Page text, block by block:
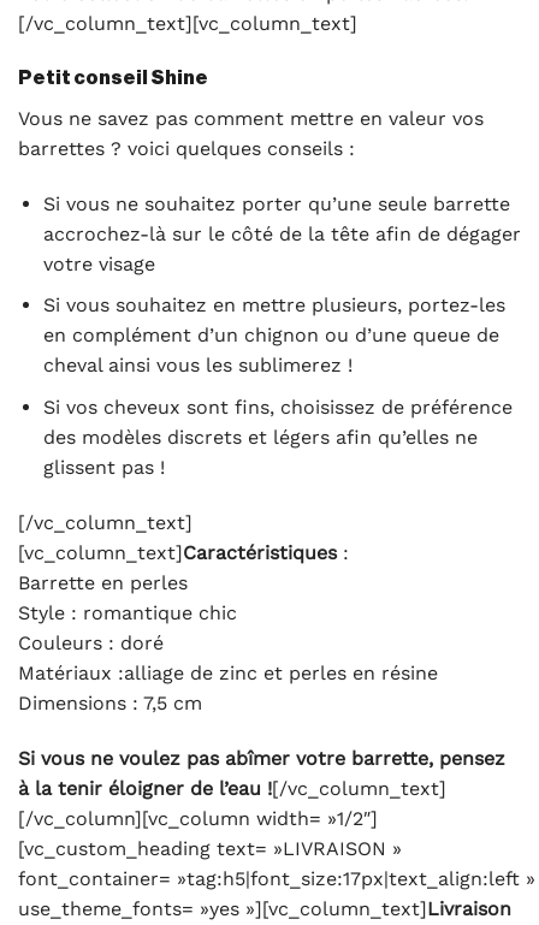
[/vc_column_text][vc_column_text]
Petit conseil Shine
Vous ne savez pas comment mettre en valeur vos
barrettes ? voici quelques conseils :
Si vous ne souhaitez porter qu’une seule barrette
accrochez-là sur le côté de la tête afin de dégager
votre visage
Si vous souhaitez en mettre plusieurs, portez-les
en complément d’un chignon ou d’une queue de
cheval ainsi vous les sublimerez !
Si vos cheveux sont fins, choisissez de préférence
des modèles discrets et légers afin qu’elles ne
glissent pas !
[/vc_column_text]
[vc_column_text]Caractéristiques :
Barrette en perles
Style : romantique chic
Couleurs : doré
Matériaux :alliage de zinc et perles en résine
Dimensions : 7,5 cm
Si vous ne voulez pas abîmer votre barrette, pensez
à la tenir éloigner de l’eau ![/vc_column_text]
[/vc_column][vc_column width= »1/2″]
[vc_custom_heading text= »LIVRAISON »
font_container= »tag:h5|font_size:17px|text_align:left »
use_theme_fonts= »yes »][vc_column_text]Livraison